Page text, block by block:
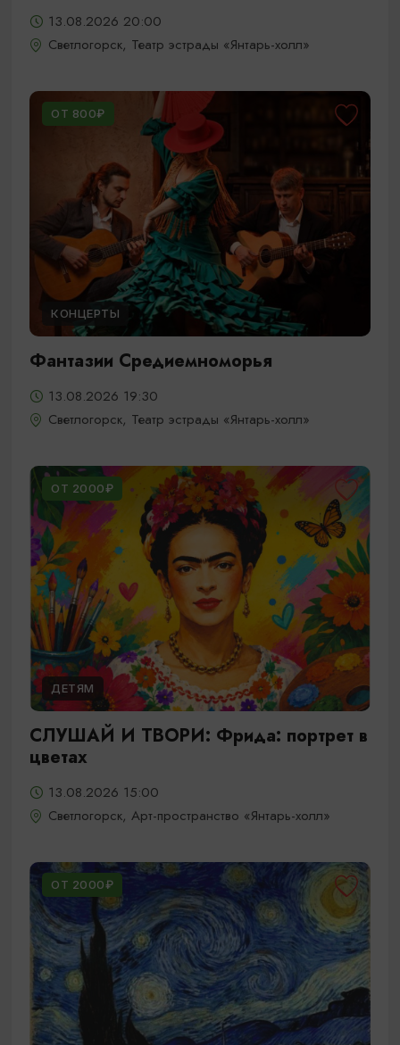
13.08.2026 20:00
Светлогорск, Театр эстрады «Янтарь-холл»
ОТ 800₽
КОНЦЕРТЫ
Фантазии Средиемноморья
13.08.2026 19:30
Светлогорск, Театр эстрады «Янтарь-холл»
ОТ 2000₽
ДЕТЯМ
СЛУШАЙ И ТВОРИ: Фрида: портрет в
цветах
13.08.2026 15:00
Светлогорск, Арт-пространство «Янтарь-холл»
ОТ 2000₽